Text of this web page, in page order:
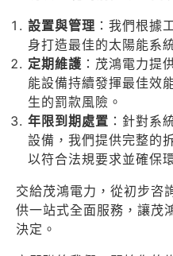
設置與管理 ：我們根據
身打造最佳的太陽能系
定期維護 ：茂鴻電力提
能設備持續發揮最佳效
生的罰款風險。
年限到期處置 ：針對系
設備，我們提供完整的
以符合法規要求並確保
交給茂鴻電力，從初步咨
供一站式全面服務， 讓茂
決定。